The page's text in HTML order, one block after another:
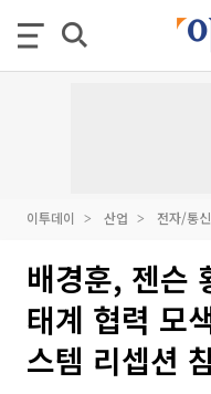
이투데이 산업 전자/통
배경훈, 젠슨
태계 협력 모
스템 리셉션